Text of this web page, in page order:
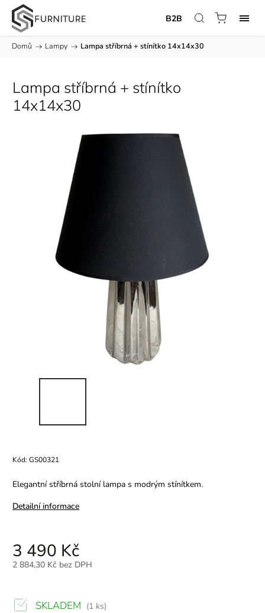
B2B
Domů / Lampy / Lampa stříbrná + stínítko 14x14x30
Lampa stříbrná + stínítko
14x14x30
Kód: GS00321
Elegantní stříbrná stolní lampa s modrým stínítkem.
Detailní informace
3 490 Kč
2 884,30 Kč bez DPH
SKLADEM (1 ks)